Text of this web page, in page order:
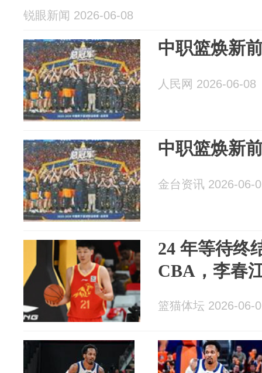
锐眼新闻 2026-06-08
中职篮焕新
人民网 2026-06-08
中职篮焕新
金台资讯 2026-06-
24 年等待终
CBA，李春
篮猫体坛 2026-06-